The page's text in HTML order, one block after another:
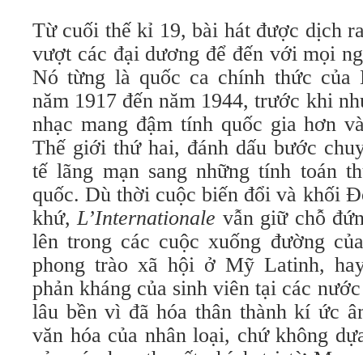
Từ cuối thế kỉ 19, bài hát được dịch
vượt các đại dương để đến với mọi
Nó từng là quốc ca chính thức
năm 1917 đến năm 1944, trước khi
nhạc mang đậm tính quốc gia hơn
Thế giới thứ hai, đánh dấu bước
tế lãng mạn sang những tính toán
quốc. Dù thời cuộc biến đổi và khối
khứ,L’Internationale vẫn giữ chỗ
lên trong các cuộc xuống đường
phong trào xã hội ở Mỹ Latinh,
phản kháng của sinh viên tại các
lâu bền vì đã hóa thân thành kí ức
văn hóa của nhân loại, chứ không